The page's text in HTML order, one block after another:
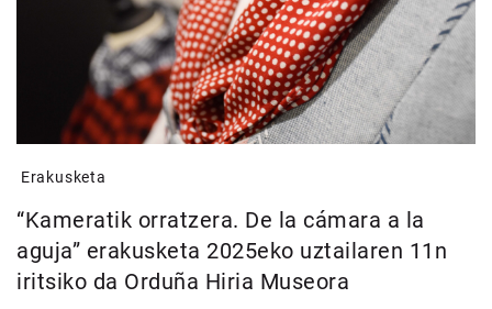
Erakusketa
“Kameratik orratzera. De la cámara a la
aguja” erakusketa 2025eko uztailaren 11n
iritsiko da Orduña Hiria Museora